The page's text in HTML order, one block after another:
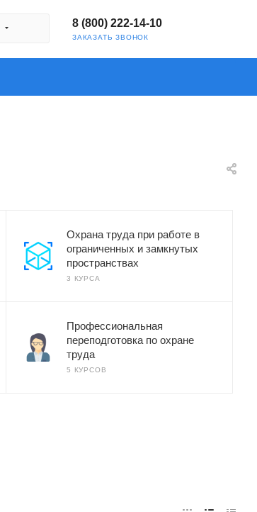
8 (800) 222-14-10
ЗАКАЗАТЬ ЗВОНОК
Охрана труда при работе в
ограниченных и замкнутых
пространствах
3 КУРСА
Профессиональная
переподготовка по охране
труда
5 КУРСОВ